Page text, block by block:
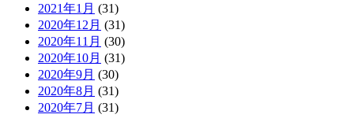
2021年1月 (31)
2020年12月 (31)
2020年11月 (30)
2020年10月 (31)
2020年9月 (30)
2020年8月 (31)
2020年7月 (31)